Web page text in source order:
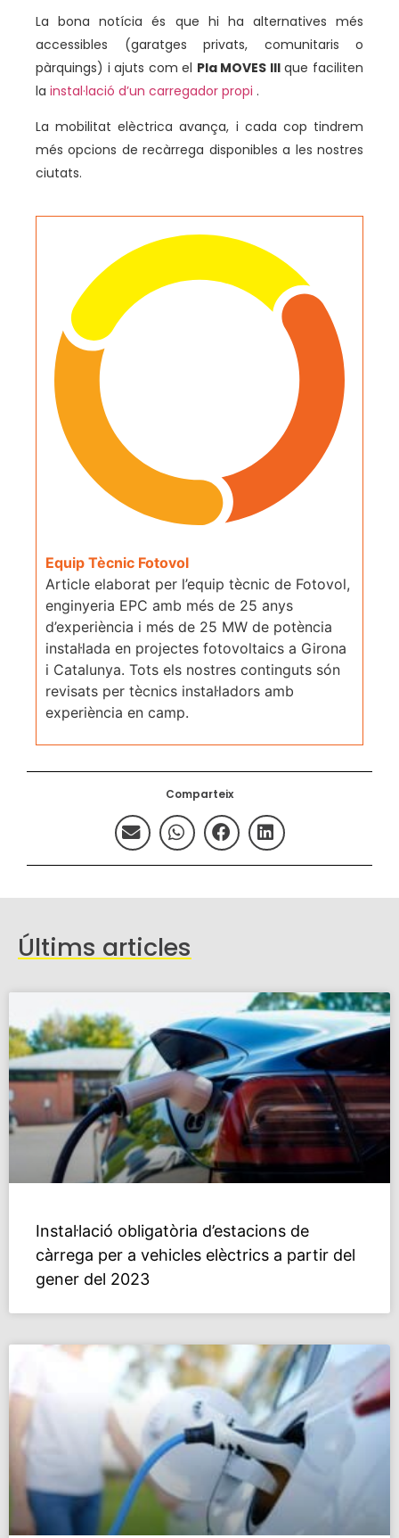
Comparteix
La bona notícia és que hi ha alternatives més
accessibles (garatges privats, comunitaris o
pàrquings) i ajuts com el Pla MOVES IIIque faciliten
la instal·lació d’un carregador propi .
La mobilitat elèctrica avança, i cada cop tindrem
més opcions de recàrrega disponibles a les nostres
ciutats.
Equip Tècnic Fotovol
Article elaborat per l’equip tècnic de Fotovol,
enginyeria EPC amb més de 25 anys
d’experiència i més de 25 MW de potència
instal·lada en projectes fotovoltaics a Girona
i Catalunya. Tots els nostres continguts són
revisats per tècnics instal·ladors amb
experiència en camp.
Últims articles
Instal·lació obligatòria d’estacions de
càrrega per a vehicles elèctrics a partir del
gener del 2023